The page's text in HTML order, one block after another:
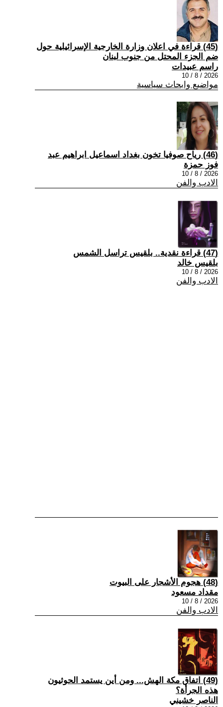
(45) قراءة في اعلان وزارة الخارجية الإسرائيلية حول
ضم الجزء المحتل من جنوب لبنان
راسم عبيدات
2026 / 8 / 10
مواضيع وابحاث سياسية
(46) رياح صوفيا تخون بغداد اسماعيل ابراهيم عبد
فوز حمزة
2026 / 8 / 10
الادب والفن
(47) قراءة نقدية.. بلقيس تراسل الشمس
بلقيس خالد
2026 / 8 / 10
الادب والفن
(48) هجوم الأشجار على البيوت
مقداد مسعود
2026 / 8 / 10
الادب والفن
(49) اتفاق مكة الهش... ومن أين يستمد الحوثيون
هذه الجرأة؟
الناصر خشيني